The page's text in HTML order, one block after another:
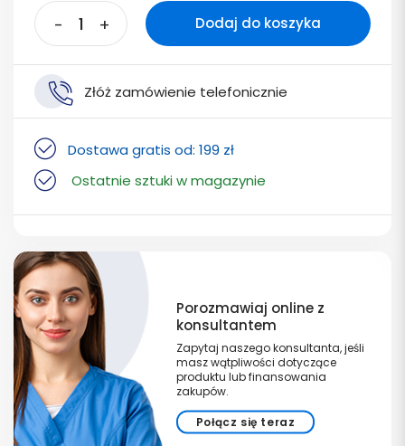
- + Dodaj do koszyka
Złóż zamówienie telefonicznie
Dostawa gratis od: 199 zł
Ostatnie sztuki w magazynie
Porozmawiaj online z
konsultantem
Zapytaj naszego konsultanta, jeśli
masz wątpliwości dotyczące
produktu lub finansowania
zakupów.
Połącz się teraz